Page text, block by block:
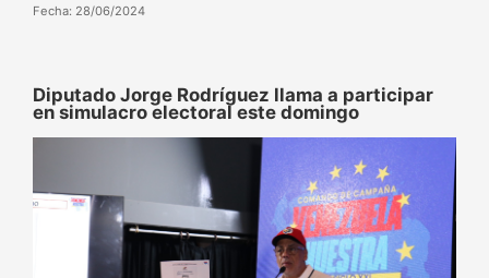
Fecha: 28/06/2024
Diputado Jorge Rodríguez llama a participar
en simulacro electoral este domingo